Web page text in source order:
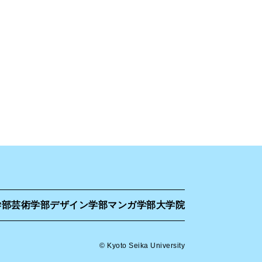
部芸術学部デザイン学部マンガ学部大学院
© Kyoto Seika University